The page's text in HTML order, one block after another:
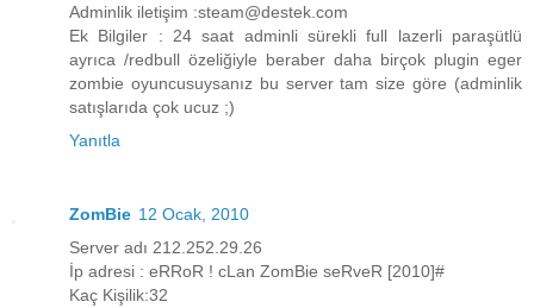
Adminlik iletişim :steam@destek.com
Ek Bilgiler : 24 saat adminli sürekli full lazerli paraşütlü
ayrıca /redbull özeliğiyle beraber daha birçok plugin eger
zombie oyuncusuysanız bu server tam size göre (adminlik
satışlarıda çok ucuz ;)
Yanıtla
ZomBie 12 Ocak, 2010
Server adı 212.252.29.26
İp adresi : eRRoR ! cLan ZomBie seRveR [2010]#
Kaç Kişilik:32